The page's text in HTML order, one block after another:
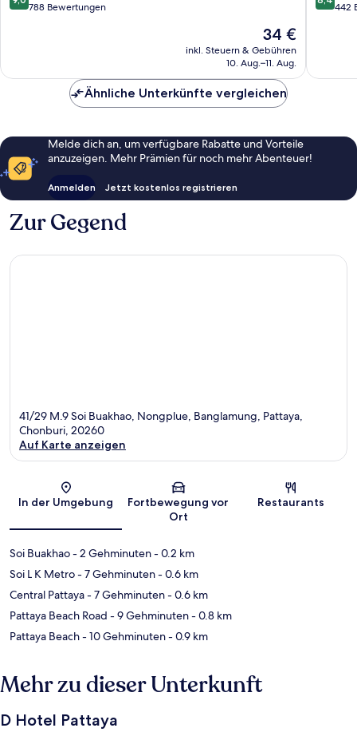
Pattaya
von788 Bewertungen
Der
Preis
beträgt
34 €
inkl. Steuern & Gebühren
10. Aug.–11. Aug.
von442
Ähnliche Unterkünfte vergleichen
Melde dich an, um verfügbare Rabatte und Vorteile
anzuzeigen. Mehr Prämien für noch mehr Abenteuer!
Anmelden Jetzt kostenlos registrieren
Zur Gegend
41/29 M.9 Soi Buakhao, Nongplue, Banglamung, Pattaya,
Chonburi, 20260
Auf Karte anzeigen
In der Umgebung
Fortbewegung vor
Ort
Restaurants
Soi Buakhao- 2 Gehminuten- 0.2 km
Soi L K Metro- 7 Gehminuten- 0.6 km
Central Pattaya- 7 Gehminuten- 0.6 km
Pattaya Beach Road - 9 Gehminuten- 0.8 km
Pattaya Beach- 10 Gehminuten- 0.9 km
Mehr zu dieser Unterkunft
D Hotel Pattaya